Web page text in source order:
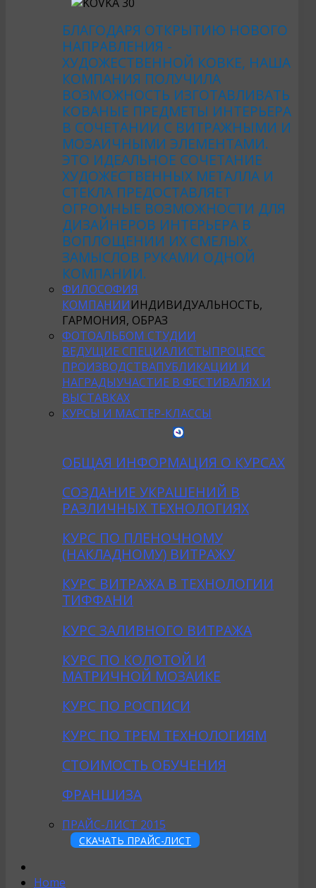
БЛАГОДАРЯ ОТКРЫТИЮ НОВОГО
НАПРАВЛЕНИЯ -
ХУДОЖЕСТВЕННОЙ КОВКЕ, НАША
КОМПАНИЯ ПОЛУЧИЛА
ВОЗМОЖНОСТЬ ИЗГОТАВЛИВАТЬ
КОВАНЫЕ ПРЕДМЕТЫ ИНТЕРЬЕРА
В СОЧЕТАНИИ С ВИТРАЖНЫМИ И
МОЗАИЧНЫМИ ЭЛЕМЕНТАМИ.
ЭТО ИДЕАЛЬНОЕ СОЧЕТАНИЕ
ХУДОЖЕСТВЕННЫХ МЕТАЛЛА И
СТЕКЛА ПРЕДОСТАВЛЯЕТ
ОГРОМНЫЕ ВОЗМОЖНОСТИ ДЛЯ
ДИЗАЙНЕРОВ ИНТЕРЬЕРА В
ВОПЛОЩЕНИИ ИХ СМЕЛЫХ
ЗАМЫСЛОВ РУКАМИ ОДНОЙ
КОМПАНИИ.
ФИЛОСОФИЯ
КОМПАНИИИНДИВИДУАЛЬНОСТЬ,
ГАРМОНИЯ, ОБРАЗ
ФОТОАЛЬБОМ СТУДИИ
ВЕДУЩИЕ СПЕЦИАЛИСТЫПРОЦЕСС
ПРОИЗВОДСТВАПУБЛИКАЦИИ И
НАГРАДЫУЧАСТИЕ В ФЕСТИВАЛЯХ И
ВЫСТАВКАХ
КУРСЫ И МАСТЕР-КЛАССЫ
ОБЩАЯ ИНФОРМАЦИЯ О КУРСАХ
CОЗДАНИE УКРАШЕНИЙ В
РАЗЛИЧНЫХ ТЕХНОЛОГИЯХ
КУРС ПО ПЛЕНОЧНОМУ
(НАКЛАДНОМУ) ВИТРАЖУ
КУРС ВИТРАЖА В ТЕХНОЛОГИИ
ТИФФАНИ
КУРС ЗАЛИВНОГО ВИТРАЖА
КУРС ПО КОЛОТОЙ И
МАТРИЧНОЙ МОЗАИКЕ
КУРС ПО РОСПИСИ
КУРС ПО ТРЕМ ТЕХНОЛОГИЯМ
СТОИМОСТЬ ОБУЧЕНИЯ
ФРАНШИЗА
ПРАЙС-ЛИСТ 2015
СКАЧАТЬ ПРАЙС-ЛИСТ
Home